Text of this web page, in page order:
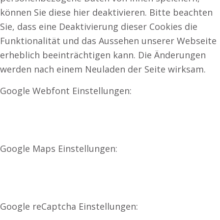
können Sie diese hier deaktivieren. Bitte beachten
Sie, dass eine Deaktivierung dieser Cookies die
Funktionalität und das Aussehen unserer Webseite
erheblich beeinträchtigen kann. Die Änderungen
werden nach einem Neuladen der Seite wirksam.
Google Webfont Einstellungen:
Google Maps Einstellungen:
Google reCaptcha Einstellungen: